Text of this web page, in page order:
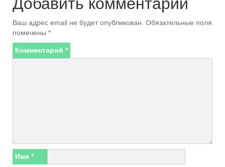
Ваш адрес email не будет опубликован. Обязательные поля
помечены *
Комментарий *
Имя *